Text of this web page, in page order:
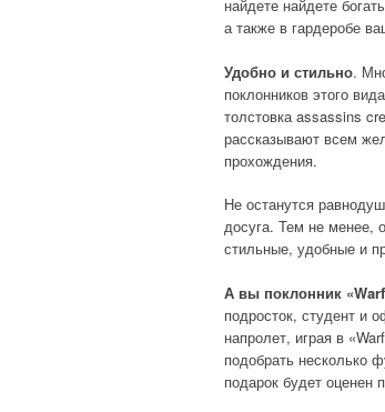
найдете найдете
а также в гардеробе
Удобно и стильно.
поклонников этого
толстовка assassins
рассказывают всем
прохождения.
Не останутся
досуга. Тем не менее,
стильные, удобные и
А вы поклонник «
подросток, студент и
напролет, играя в
подобрать несколько
подарок будет оценен